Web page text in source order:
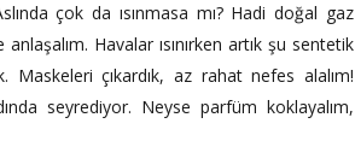
çok da ısınmasa mı? Hadi doğal gaz
Havalar ısınırken artık şu sentetik
çıkardık, az rahat nefes alalım!
seyrediyor. Neyse parfüm koklayalım,